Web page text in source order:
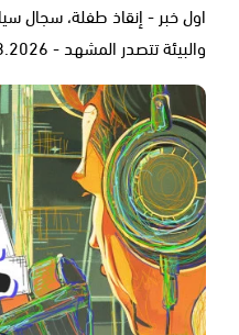
اول خبر - إنقاذ طفلة، سجال
والبيئة تتصدر المشهد - 05.08.2026